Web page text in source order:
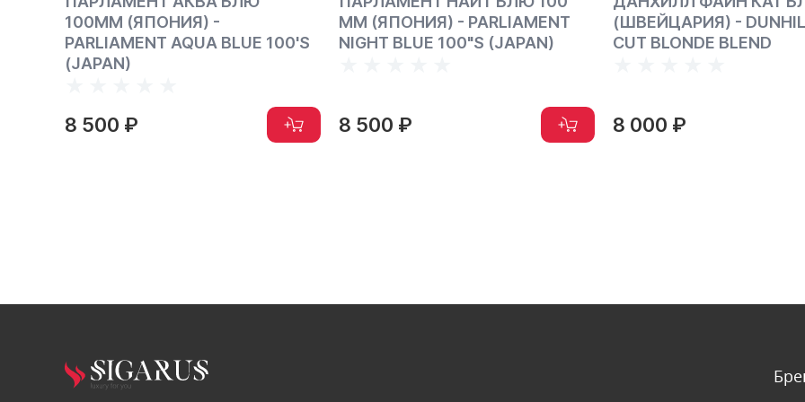
ММ (ЯПОНИЯ) - PARLIAMENT
NIGHT BLUE 100"S (JAPAN)
8 500 ₽
(ШВЕЙЦАРИЯ) - DUNHILL FINE
CUT BLONDE BLEND
8 000 ₽
(ШВЕЙЦАРИЯ) - MORE
MENTHOL 120S
9 500 ₽
8 500 ₽